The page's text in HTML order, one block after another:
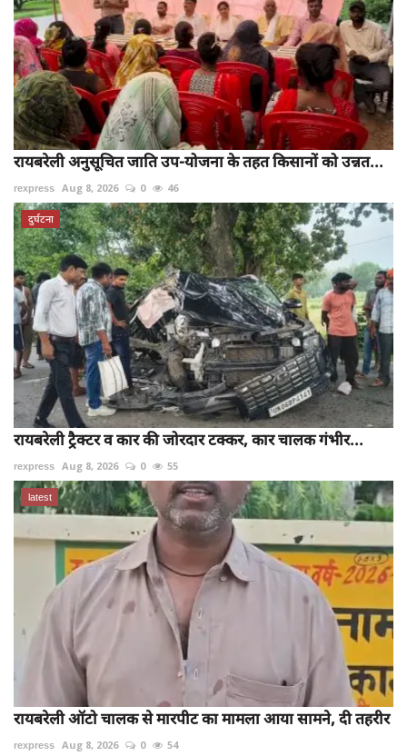
रायबरेली अनुसूचित जाति उप-योजना के तहत किसानों को उन्नत...
rexpress Aug 8, 2026 0 46
दुर्घटना
रायबरेली ट्रैक्टर व कार की जोरदार टक्कर, कार चालक गंभीर...
rexpress Aug 8, 2026 0 55
latest
रायबरेली ऑटो चालक से मारपीट का मामला आया सामने, दी तहरीर
rexpress Aug 8, 2026 0 54